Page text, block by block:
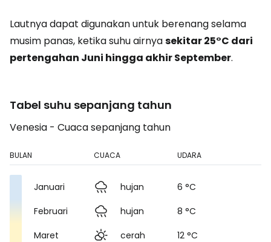
Lautnya dapat digunakan untuk berenang selama
musim panas, ketika suhu airnyasekitar 25°C dari
pertengahan Juni hingga akhir September.
Tabel suhu sepanjang tahun
Venesia - Cuaca sepanjang tahun
BULAN CUACA UDARA
Januari hujan
6 °C
Februari
hujan
8 °C
Maret
cerah
12 °C